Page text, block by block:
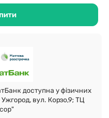
доступна у фізичних
вул. Корзо,9; ТЦ